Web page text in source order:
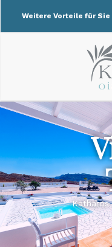
Weitere Vorteile für
Katharos